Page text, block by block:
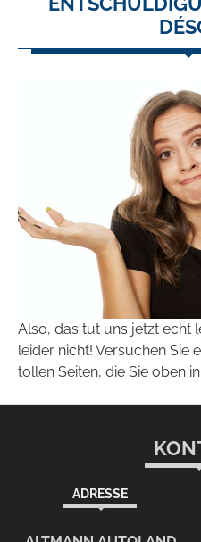
Also, das tut uns jetzt echt
leider nicht! Versuchen Sie
tollen Seiten, die Sie oben
ADRESSE